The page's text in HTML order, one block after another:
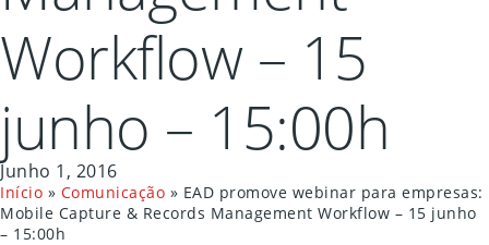
Workflow – 15
junho – 15:00h
Junho 1, 2016
Início » Comunicação » EAD promove webinar para empresas:
Mobile Capture & Records Management Workflow – 15 junho
– 15:00h